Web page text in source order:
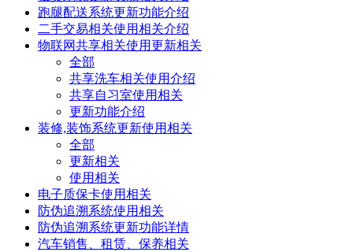
跑腿配送系统更新功能介绍
二手交易相关使用相关介绍
物联网共享相关使用更新相关
全部
共享洗车相关使用介绍
共享自习室使用相关
更新功能介绍
装修,装饰系统更新使用相关
全部
更新相关
使用相关
电子质保卡使用相关
防伪追溯系统使用相关
防伪追溯系统更新功能详情
汽车销售、租赁、保养相关